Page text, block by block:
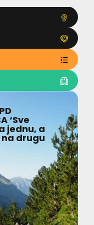
‘Sve
jednu, a
drugu